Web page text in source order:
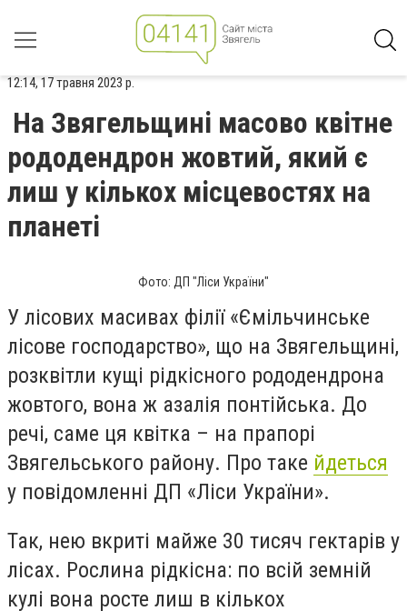
12:14, 17 травня 2023 р.
На Звягельщині масово квітне
рододендрон жовтий, який є
лиш у кількох місцевостях на
планеті
Фото: ДП "Ліси України"
У лісових масивах філії «Ємільчинське
лісове господарство», що на Звягельщині,
розквітли кущі рідкісного рододендрона
жовтого, вона ж азалія понтійська. До
речі, саме ця квітка – на прапорі
Звягельського району. Про таке йдеться
у повідомленні ДП «Ліси України».
Так, нею вкриті майже 30 тисяч гектарів у
лісах. Рослина рідкісна: по всій земній
кулі вона росте лиш в кількох